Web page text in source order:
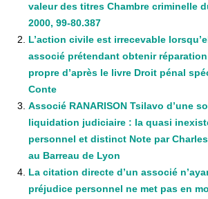
valeur des titres Chambre criminelle
2000, 99-80.387
L’action civile est irrecevable
associé prétendant obtenir
propre d’après le livre Droit pénal
Conte
Associé RANARISON Tsilavo d’une
liquidation judiciaire : la quasi
personnel et distinct Note par Charles
au Barreau de Lyon
La citation directe d’un associé
préjudice personnel ne met pas en